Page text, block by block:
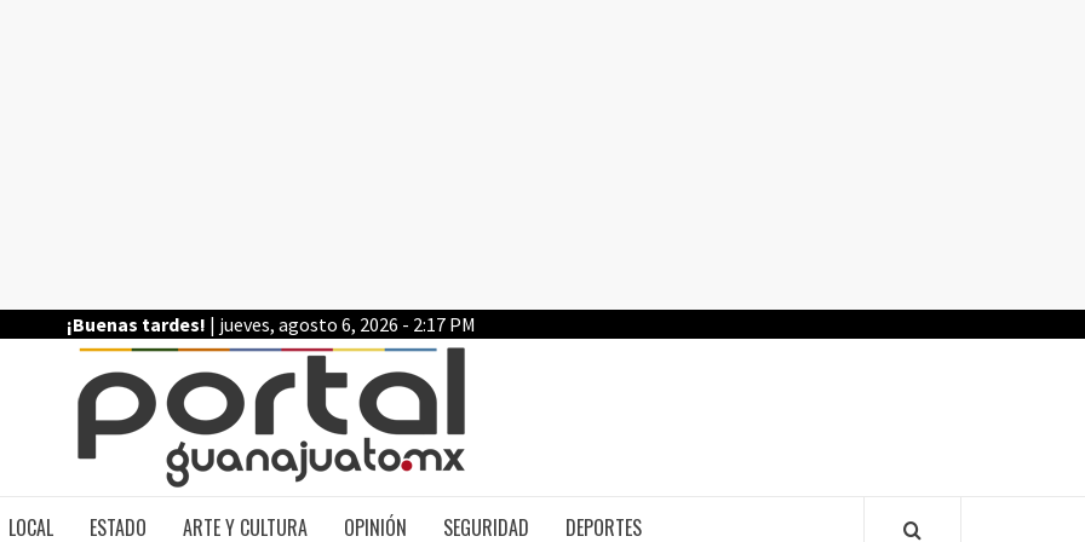
¡Buenas tardes! | jueves, agosto 6, 2026 - 2:17 PM
LOCAL ESTADO ARTE Y CULTURA OPINIÓN SEGURIDAD DEPORTES